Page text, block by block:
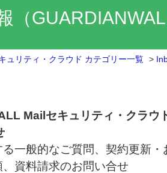
（
ュリティ・クラウド カテゴリー一覧 >
Mailセキュリティ・クラウ
一般的なご質問、契約更新・
資料請求のお問い合せ